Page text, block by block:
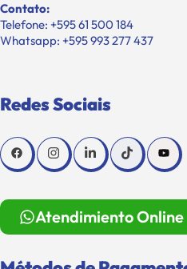
Contato:
Telefone: +595 61 500 184
Whatsapp: +595 993 277 437
Redes Sociais
Atendimiento Online